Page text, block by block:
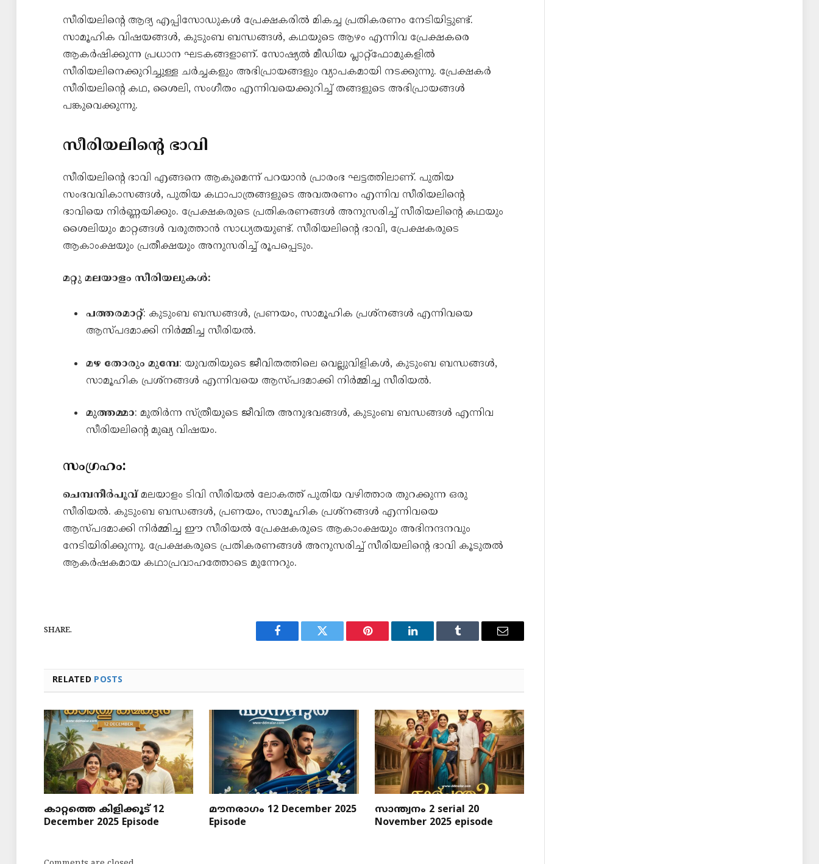
സീരിയലിന്റെ ആദ്യ എപ്പിസോഡുകൾ പ്രേക്ഷകരിൽ മികച്ച പ്രതികരണം നേടിയിട്ടുണ്ട്.
സാമൂഹിക വിഷയങ്ങൾ, കുടുംബ ബന്ധങ്ങൾ, കഥയുടെ ആഴം എന്നിവ പ്രേക്ഷകരെ
ആകർഷിക്കുന്ന പ്രധാന ഘടകങ്ങളാണ്. സോഷ്യൽ മീഡിയ പ്ലാറ്റ്‌ഫോമുകളിൽ
സീരിയലിനെക്കുറിച്ചുള്ള ചര്‍ച്ചകളും അഭിപ്രായങ്ങളും വ്യാപകമായി നടക്കുന്നു. പ്രേക്ഷകർ
സീരിയലിന്റെ കഥ, ശൈലി, സംഗീതം എന്നിവയെക്കുറിച്ച് തങ്ങളുടെ അഭിപ്രായങ്ങൾ
പങ്കുവെക്കുന്നു.
സീരിയലിന്റെ ഭാവി
സീരിയലിന്റെ ഭാവി എങ്ങനെ ആകുമെന്ന് പറയാൻ പ്രാരംഭ ഘട്ടത്തിലാണ്. പുതിയ
സംഭവവികാസങ്ങൾ, പുതിയ കഥാപാത്രങ്ങളുടെ അവതരണം എന്നിവ സീരിയലിന്റെ
ഭാവിയെ നിർണ്ണയിക്കും. പ്രേക്ഷകരുടെ പ്രതികരണങ്ങൾ അനുസരിച്ച് സീരിയലിന്റെ കഥയും
ശൈലിയും മാറ്റങ്ങൾ വരുത്താൻ സാധ്യതയുണ്ട്. സീരിയലിന്റെ ഭാവി, പ്രേക്ഷകരുടെ
ആകാംക്ഷയും പ്രതീക്ഷയും അനുസരിച്ച് രൂപപ്പെടും.
മറ്റു മലയാളം സീരിയലുകൾ:
പത്തരമാറ്റ്: കുടുംബ ബന്ധങ്ങൾ, പ്രണയം, സാമൂഹിക പ്രശ്നങ്ങൾ എന്നിവയെ
ആസ്പദമാക്കി നിർമ്മിച്ച സീരിയൽ.
മഴ തോരും മുമ്പേ: യുവതിയുടെ ജീവിതത്തിലെ വെല്ലുവിളികൾ, കുടുംബ ബന്ധങ്ങൾ,
സാമൂഹിക പ്രശ്നങ്ങൾ എന്നിവയെ ആസ്പദമാക്കി നിർമ്മിച്ച സീരിയൽ.
മുത്തമ്മാ: മുതിർന്ന സ്ത്രീയുടെ ജീവിത അനുഭവങ്ങൾ, കുടുംബ ബന്ധങ്ങൾ എന്നിവ
സീരിയലിന്റെ മുഖ്യ വിഷയം.
സംഗ്രഹം:
ചെമ്പനീർപൂവ്മലയാളം ടിവി സീരിയൽ ലോകത്ത് പുതിയ വഴിത്താര തുറക്കുന്ന ഒരു
സീരിയൽ. കുടുംബ ബന്ധങ്ങൾ, പ്രണയം, സാമൂഹിക പ്രശ്നങ്ങൾ എന്നിവയെ
ആസ്പദമാക്കി നിർമ്മിച്ച ഈ സീരിയൽ പ്രേക്ഷകരുടെ ആകാംക്ഷയും അഭിനന്ദനവും
നേടിയിരിക്കുന്നു. പ്രേക്ഷകരുടെ പ്രതികരണങ്ങൾ അനുസരിച്ച് സീരിയലിന്റെ ഭാവി കൂടുതൽ
ആകർഷകമായ കഥാപ്രവാഹത്തോടെ മുന്നേറും.
SHARE.
Facebook Twitter Pinterest LinkedIn Tumblr Email
RELATED POSTS
കാറ്റത്തെ കിളിക്കൂട് 12
December 2025 Episode
മൗനരാഗം 12 December 2025
Episode
സാന്ത്വനം 2 serial 20
November 2025 episode